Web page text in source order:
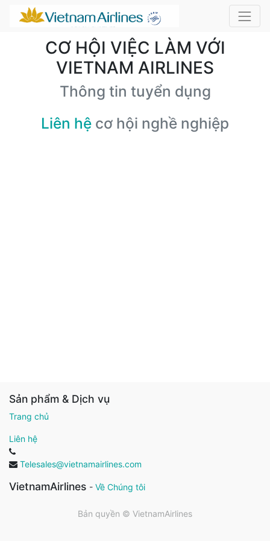
CƠ HỘI VIỆC LÀM VỚI
VIETNAM AIRLINES
Thông tin tuyển dụng
Liên hệ cơ hội nghề nghiệp
Sản phẩm & Dịch vụ
Trang chủ
Liên hệ
Telesales@vietnamairlines.com
VietnamAirlines - Về Chúng tôi
Bản quyền © VietnamAirlines